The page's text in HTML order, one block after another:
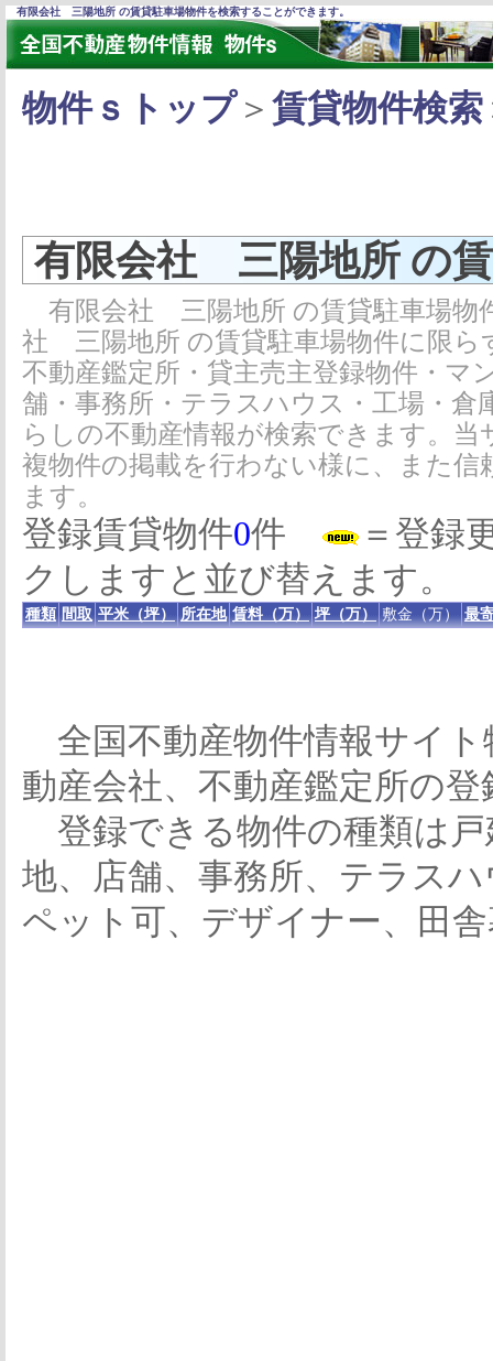
有限会社 三陽地所 の賃貸駐車場物件を検索することができます。
物件ｓトップ＞ 賃貸物件検索
有限会社 三陽地所 の
有限会社 三陽地所 の賃貸駐車場物
社 三陽地所 の賃貸駐車場物件に限ら
不動産鑑定所・貸主売主登録物件・マ
舗・事務所・テラスハウス・工場・
らしの不動産情報が検索できます。
複物件の掲載を行わない様に、また
ます。
登録賃貸物件0件
＝登録
クしますと並び替えます。
種類 間取 平米（坪） 所在地 賃料（万） 坪（万） 敷金（万） 最
全国不動産物件情報サイト
動産会社、不動産鑑定所の
登録できる物件の種類は
地、店舗、事務所、テラス
ペット可、デザイナー、田